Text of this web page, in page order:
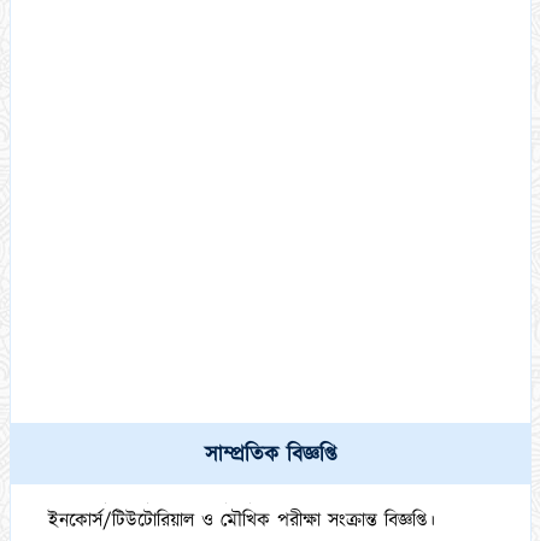
সাম্প্রতিক বিজ্ঞপ্তি
ফাজিল (স্নাতক) অনার্স ১ম,২য়, ৩য় ও ৪র্থ বর্ষ পরীক্ষা-২০২১ এর
ইনকোর্স/টিউটোরিয়াল ও মৌখিক পরীক্ষা সংক্রান্ত বিজ্ঞপ্তি।
২৭/০৯/২০২৩